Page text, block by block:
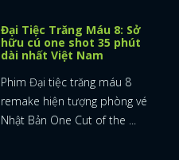
Đại Tiệc Trăng Máu 8: Sở
hữu cú one shot 35 phút
dài nhất Việt Nam
Phim Đại tiệc trăng máu 8
remake hiện tượng phòng vé
Nhật Bản One Cut of the ...